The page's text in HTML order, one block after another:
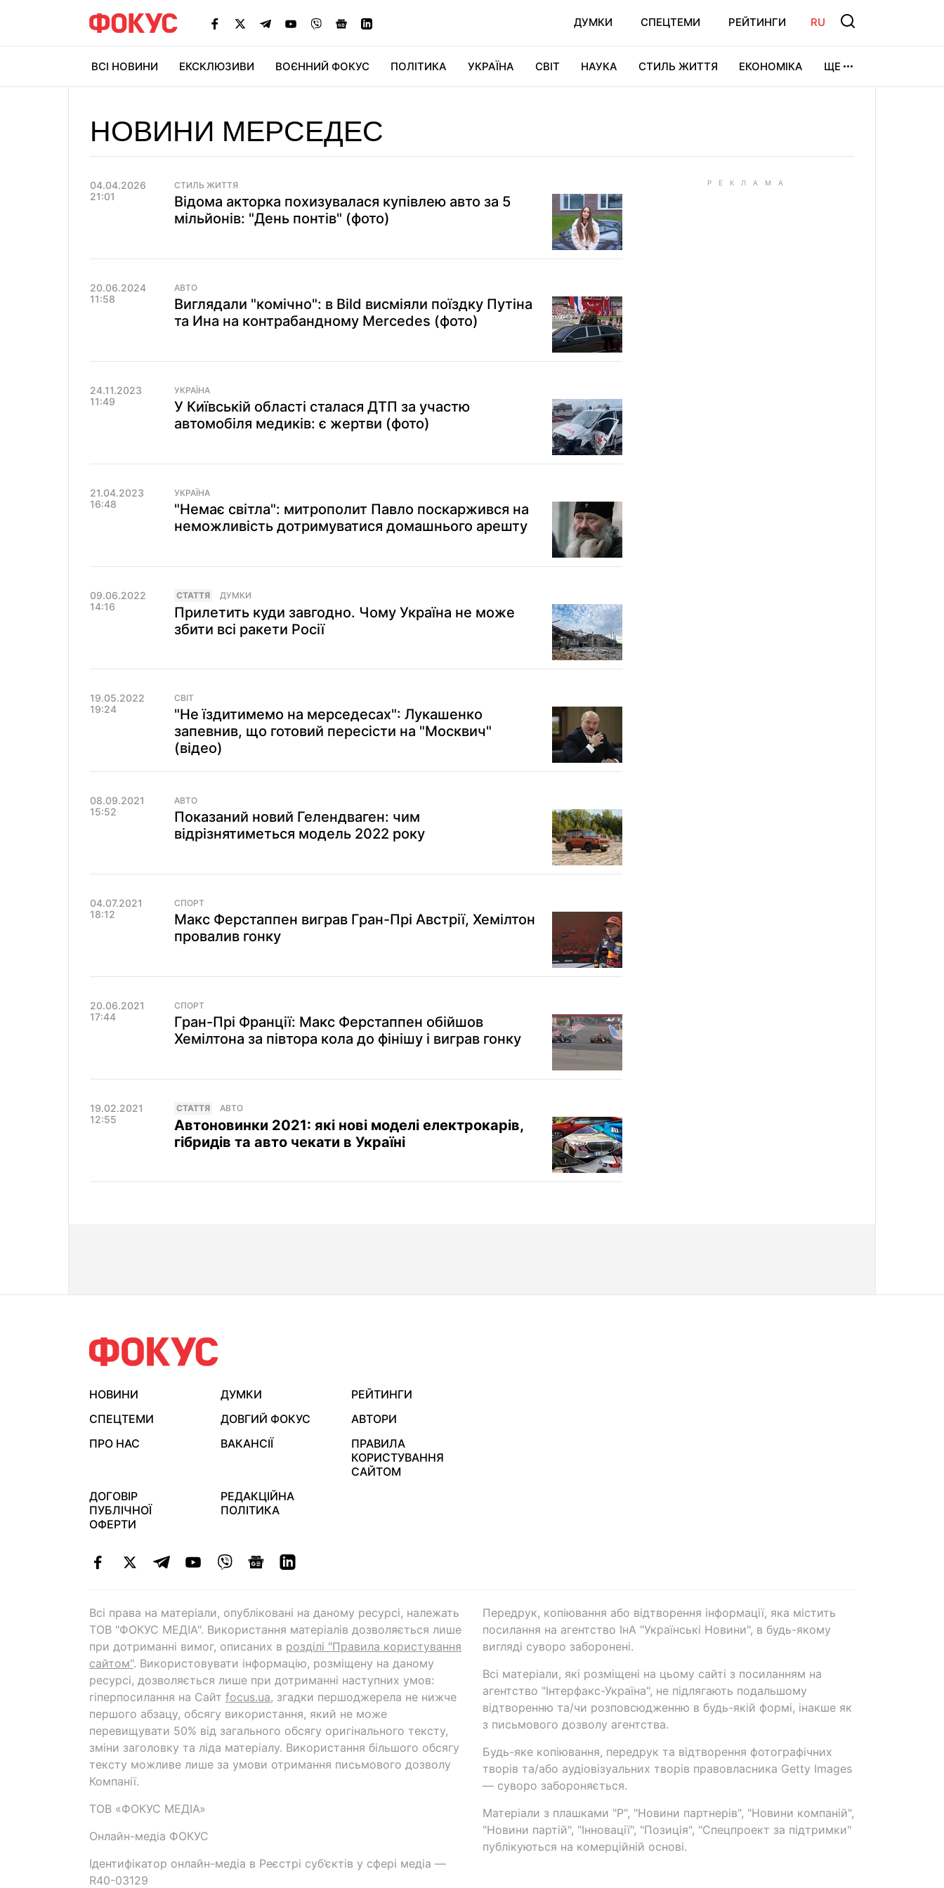
ДУМКИ СПЕЦТЕМИ РЕЙТИНГИ RU
ВСІ НОВИНИ ЕКСКЛЮЗИВИ ВОЄННИЙ ФОКУС ПОЛІТИКА УКРАЇНА СВІТ НАУКА СТИЛЬ ЖИТТЯ ЕКОНОМІКА ЩЕ
НОВИНИ МЕРСЕДЕС
04.04.2026
21:01
СТИЛЬ ЖИТТЯ
Відома акторка похизувалася купівлею авто за 5
мільйонів: "День понтів" (фото)
20.06.2024
11:58
АВТО
Виглядали "комічно": в Bild висміяли поїздку Путіна
та Ина на контрабандному Mercedes (фото)
24.11.2023
11:49
УКРАЇНА
У Київській області сталася ДТП за участю
автомобіля медиків: є жертви (фото)
21.04.2023
16:48
УКРАЇНА
"Немає світла": митрополит Павло поскаржився на
неможливість дотримуватися домашнього арешту
09.06.2022
14:16
СТАТТЯ ДУМКИ
Прилетить куди завгодно. Чому Україна не може
збити всі ракети Росії
19.05.2022
19:24
СВІТ
"Не їздитимемо на мерседесах": Лукашенко
запевнив, що готовий пересісти на "Москвич"
(відео)
08.09.2021
15:52
АВТО
Показаний новий Гелендваген: чим
відрізнятиметься модель 2022 року
04.07.2021
18:12
СПОРТ
Макс Ферстаппен виграв Гран-Прі Австрії, Хемілтон
провалив гонку
20.06.2021
17:44
СПОРТ
Гран-Прі Франції: Макс Ферстаппен обійшов
Хемілтона за півтора кола до фінішу і виграв гонку
19.02.2021
12:55
СТАТТЯ АВТО
Автоновинки 2021: які нові моделі електрокарів,
гібридів та авто чекати в Україні
НОВИНИ ДУМКИ
РЕЙТИНГИ
СПЕЦТЕМИ
ДОВГИЙ ФОКУС
АВТОРИ
ПРО НАС
ВАКАНСІЇ
ПРАВИЛА
КОРИСТУВАННЯ
САЙТОМ
ДОГОВІР
ПУБЛІЧНОЇ
ОФЕРТИ
РЕДАКЦІЙНА
ПОЛІТИКА
Всі права на матеріали, опубліковані на даному ресурсі, належать
ТОВ "ФОКУС МЕДІА". Використання матеріалів дозволяється лише
при дотриманні вимог, описаних в розділі "Правила користування
сайтом". Використовувати інформацію, розміщену на даному
ресурсі, дозволяється лише при дотриманні наступних умов:
гіперпосилання на Cайт focus.ua, згадки першоджерела не нижче
першого абзацу, обсягу використання, який не може
перевищувати 50% від загального обсягу оригінального тексту,
зміни заголовку та ліда матеріалу. Використання більшого обсягу
тексту можливе лише за умови отримання письмового дозволу
Компанії.
ТОВ «ФОКУС МЕДІА»
Онлайн-медіа ФОКУС
Ідентифікатор онлайн-медіа в Реєстрі суб’єктів у сфері медіа —
R40-03129
Передрук, копіювання або відтворення інформації, яка містить
посилання на агентство ІнА "Українські Новини", в будь-якому
вигляді суворо заборонені.
Всі матеріали, які розміщені на цьому сайті з посиланням на
агентство "Інтерфакс-Україна", не підлягають подальшому
відтворенню та/чи розповсюдженню в будь-якій формі, інакше як
з письмового дозволу агентства.
Будь-яке копіювання, передрук та відтворення фотографічних
творів та/або аудіовізуальних творів правовласника Getty Images
— суворо забороняється.
Матеріали з плашками "Р", "Новини партнерів", "Новини компаній",
"Новини партій", "Інновації", "Позиція", "Спецпроект за підтримки"
публікуються на комерційній основі.